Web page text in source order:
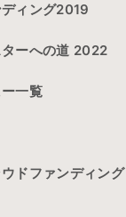
ィング2019
ーへの道 2022
一覧
ドファンディン